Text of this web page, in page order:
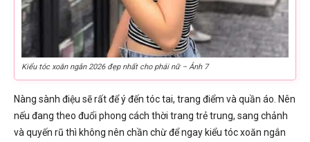
Kiểu tóc xoăn ngắn 2026 đẹp nhất cho phái nữ – Ảnh 7
Nàng sành điệu sẽ rất để ý đến tóc tai, trang điểm và quần áo. Nên
nếu đang theo đuổi phong cách thời trang trẻ trung, sang chảnh
và quyến rũ thì không nên chần chừ để ngay kiểu tóc xoăn ngắn